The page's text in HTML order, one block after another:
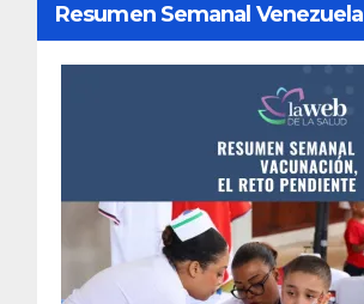
Resumen Semanal Venezuela